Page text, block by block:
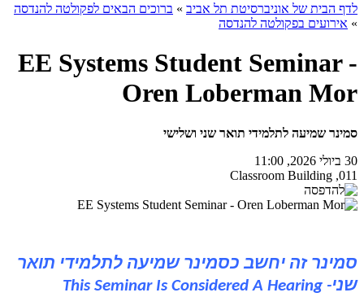
לדף הבית של אוניברסיטת תל אביב » ברוכים הבאים לפקולטה להנדסה
» אירועים בפקולטה להנדסה
EE Systems Student Seminar -
Oren Loberman Mor
סמינר שמיעה לתלמידי תואר שני ושלישי
30 ביולי 2026, 11:00
011, Classroom Building
סמינר זה יחשב כסמינר שמיעה לתלמידי תואר
שני- This Seminar Is Considered A Hearing